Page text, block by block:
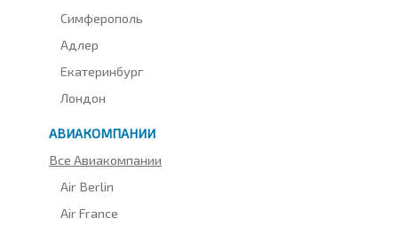
Симферополь
Адлер
Екатеринбург
Лондон
АВИАКОМПАНИИ
Все Авиакомпании
Air Berlin
Air France